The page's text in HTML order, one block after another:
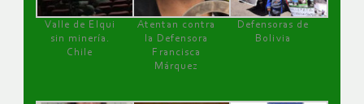
Valle de Elqui
sin minería.
Chile
Atentan contra
la Defensora
Francisca
Márquez
Defensoras de
Bolivia